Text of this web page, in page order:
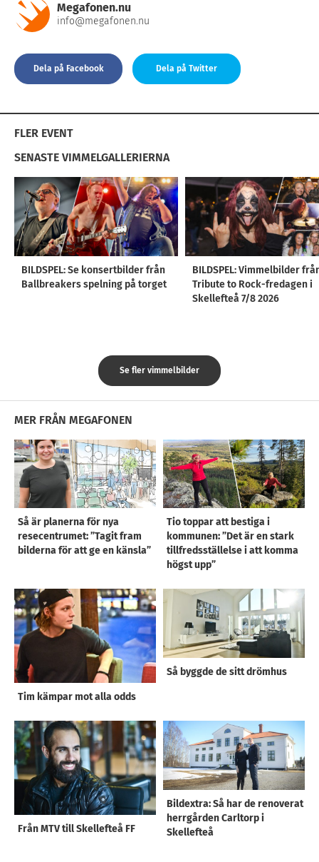
Megafonen.nu
info@megafonen.nu
Dela på Facebook Dela på Twitter
FLER EVENT
SENASTE VIMMELGALLERIERNA
BILDSPEL: Se konsertbilder från
Ballbreakers spelning på torget
BILDSPEL: Vimmelbilder
Tribute to Rock-fredagen i
Skellefteå 7/8 2026
Se fler vimmelbilder
MER FRÅN MEGAFONEN
Så är planerna för nya
resecentrumet: ”Tagit fram
bilderna för att ge en känsla”
Tio toppar att bestiga i
kommunen: ”Det är en stark
tillfredsställelse i att komma
högst upp”
Tim kämpar mot alla odds
Så byggde de sitt drömhus
Från MTV till Skellefteå FF
Bildextra: Så har de renoverat
herrgården Carltorp i
Skellefteå